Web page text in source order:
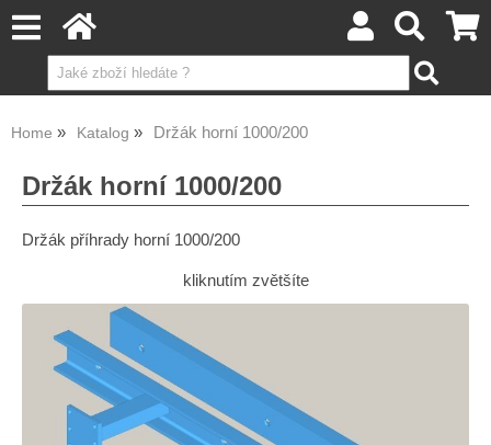
Home Katalog Držák horní 1000/200
Držák horní 1000/200
Držák příhrady horní 1000/200
kliknutím zvětšíte